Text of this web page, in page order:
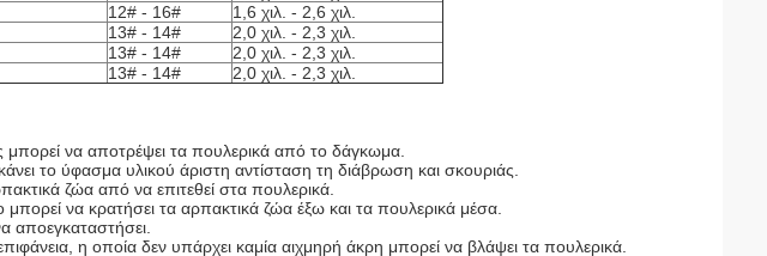
12# - 16#
1,6 χιλ. - 2,6 χιλ.
13# - 14#
2,0 χιλ. - 2,3 χιλ.
13# - 14#
2,0 χιλ. - 2,3 χιλ.
13# - 14#
2,0 χιλ. - 2,3 χιλ.
να αποτρέψει τα πουλερικά από το δάγκωμα.
το ύφασμα υλικού άριστη αντίσταση τη διάβρωση και σκουριάς.
ζώα από να επιτεθεί στα πουλερικά.
να κρατήσει τα αρπακτικά ζώα έξω και τα πουλερικά μέσα.
αποεγκαταστήσει.
η οποία δεν υπάρχει καμία αιχμηρή άκρη μπορεί να βλάψει τα πουλερικά.